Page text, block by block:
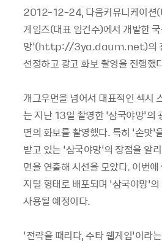
2012-12-24, 다음커뮤니케이션(
게임즈(대표 임건수)에서 개발한
망’(http://3ya.daum.net)의 광
선정하고 광고 화보 촬영을 진행했
개그우먼을 넘어서 대표적인 섹시
는 지난 13일 촬영한 ‘삼국야망’의
면의 화보를 촬영했다. 특히 ‘손맛’
받고 있는 ‘삼국야망’의 장점을 알
면을 연출해 시선을 모았다. 이번
지털 형태로 배포되며 ‘삼국야망’
사용될 예정이다.
‘전략을 때리다, 수타 웹게임’이라